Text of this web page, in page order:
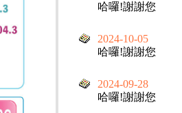
哈囉!謝謝您
2024-10-05
哈囉!謝謝您
2024-09-28
哈囉!謝謝您